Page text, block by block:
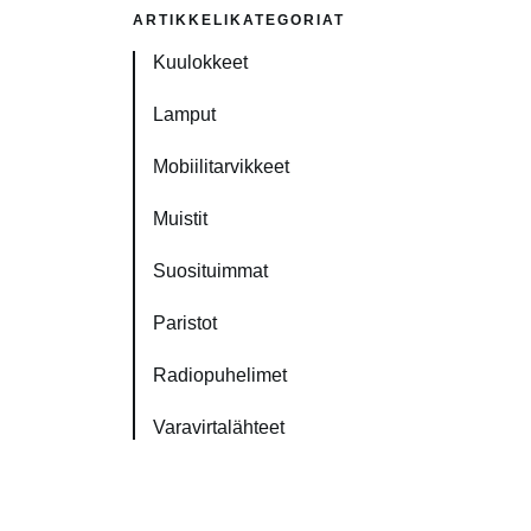
ARTIKKELIKATEGORIAT
Kuulokkeet
Lamput
Mobiilitarvikkeet
Muistit
Suosituimmat
Paristot
Radiopuhelimet
Varavirtalähteet